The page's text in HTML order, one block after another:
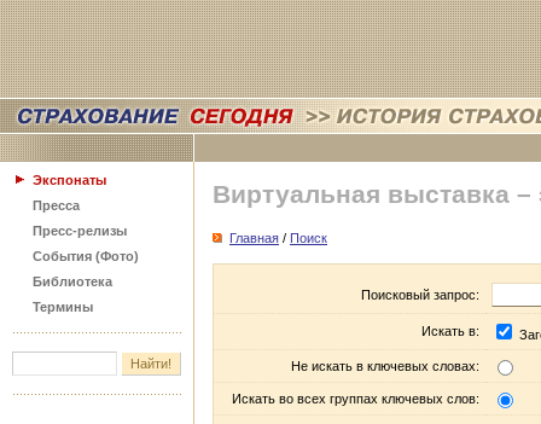
Экспонаты
Пресса
Пресс-релизы
События (Фото)
Библиотека
Термины
Виртуальная выставка –
Главная / Поиск
Поисковый запрос:
Искать в:
Не искать в ключевых словах:
Искать во всех группах ключевых слов: